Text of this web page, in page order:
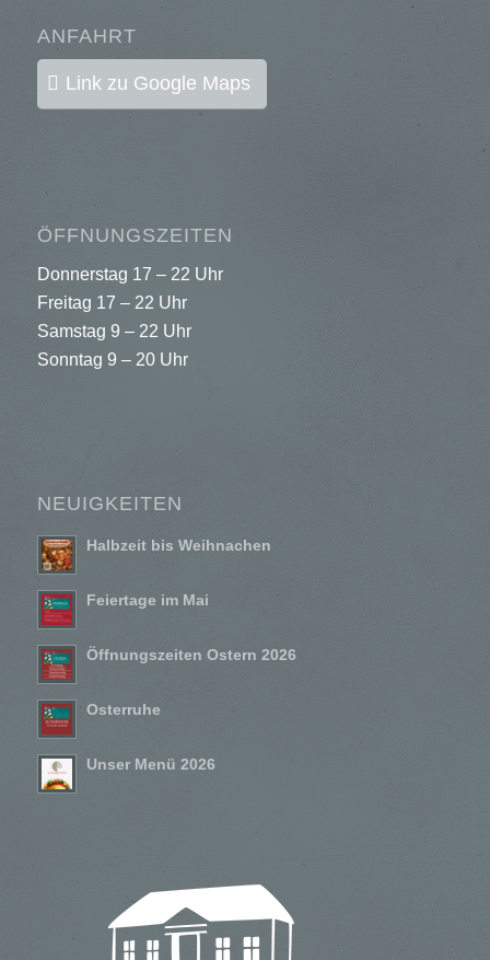
ANFAHRT
Link zu Google Maps
ÖFFNUNGSZEITEN
Donnerstag 17 – 22 Uhr
Freitag 17 – 22 Uhr
Samstag 9 – 22 Uhr
Sonntag 9 – 20 Uhr
NEUIGKEITEN
Halbzeit bis Weihnachen
Feiertage im Mai
Öffnungszeiten Ostern 2026
Osterruhe
Unser Menü 2026